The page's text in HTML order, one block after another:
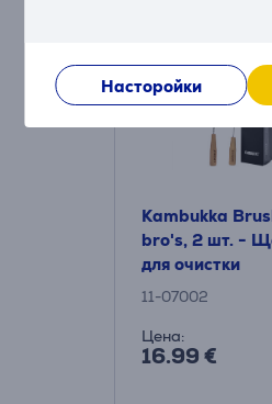
Насторойки
Kambukka
bro's, 2 шт. -
для очистки
11-07002
Цена:
16.99 €